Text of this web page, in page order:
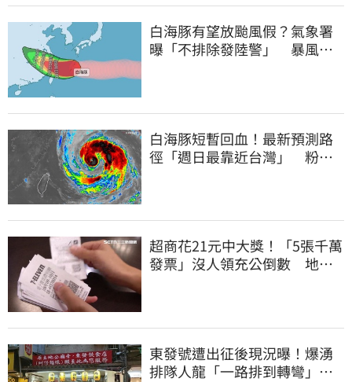
白海豚有望放颱風假？氣象署
曝「不排除發陸警」 暴風圈
白海豚短暫回血！最新預測路
徑「週日最靠近台灣」 粉
超商花21元中大獎！「5張千萬
發票」沒人領充公倒數 地點
東發號遭出征後現況曝！爆湧
排隊人龍「一路排到轉彎」